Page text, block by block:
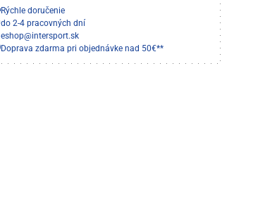
Rýchle doručenie
do 2-4 pracovných dní
eshop@intersport.sk
Doprava zdarma pri objednávke nad 50€**